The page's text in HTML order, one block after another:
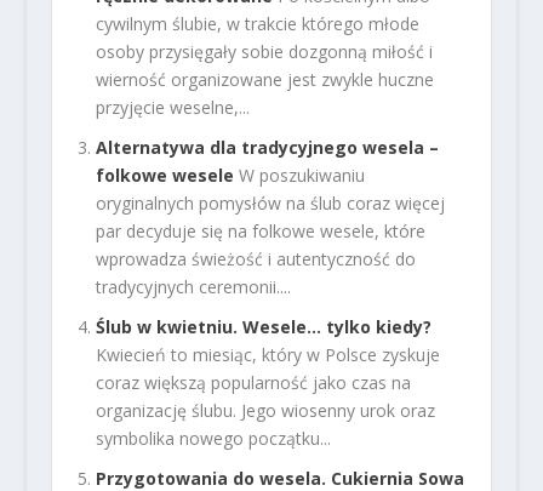
cywilnym ślubie, w trakcie którego młode
osoby przysięgały sobie dozgonną miłość i
wierność organizowane jest zwykle huczne
przyjęcie weselne,...
Alternatywa dla tradycyjnego wesela –
folkowe wesele W poszukiwaniu
oryginalnych pomysłów na ślub coraz więcej
par decyduje się na folkowe wesele, które
wprowadza świeżość i autentyczność do
tradycyjnych ceremonii....
Ślub w kwietniu. Wesele… tylko kiedy?
Kwiecień to miesiąc, który w Polsce zyskuje
coraz większą popularność jako czas na
organizację ślubu. Jego wiosenny urok oraz
symbolika nowego początku...
Przygotowania do wesela. Cukiernia Sowa